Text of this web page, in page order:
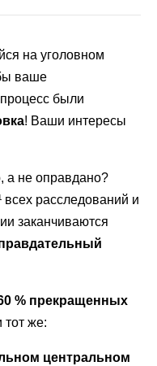
на уголовном
ваше
были
! Ваши интересы
а не оправдано?
всех расследований и
заканчиваются
% прекращенных
тот же:
центральном